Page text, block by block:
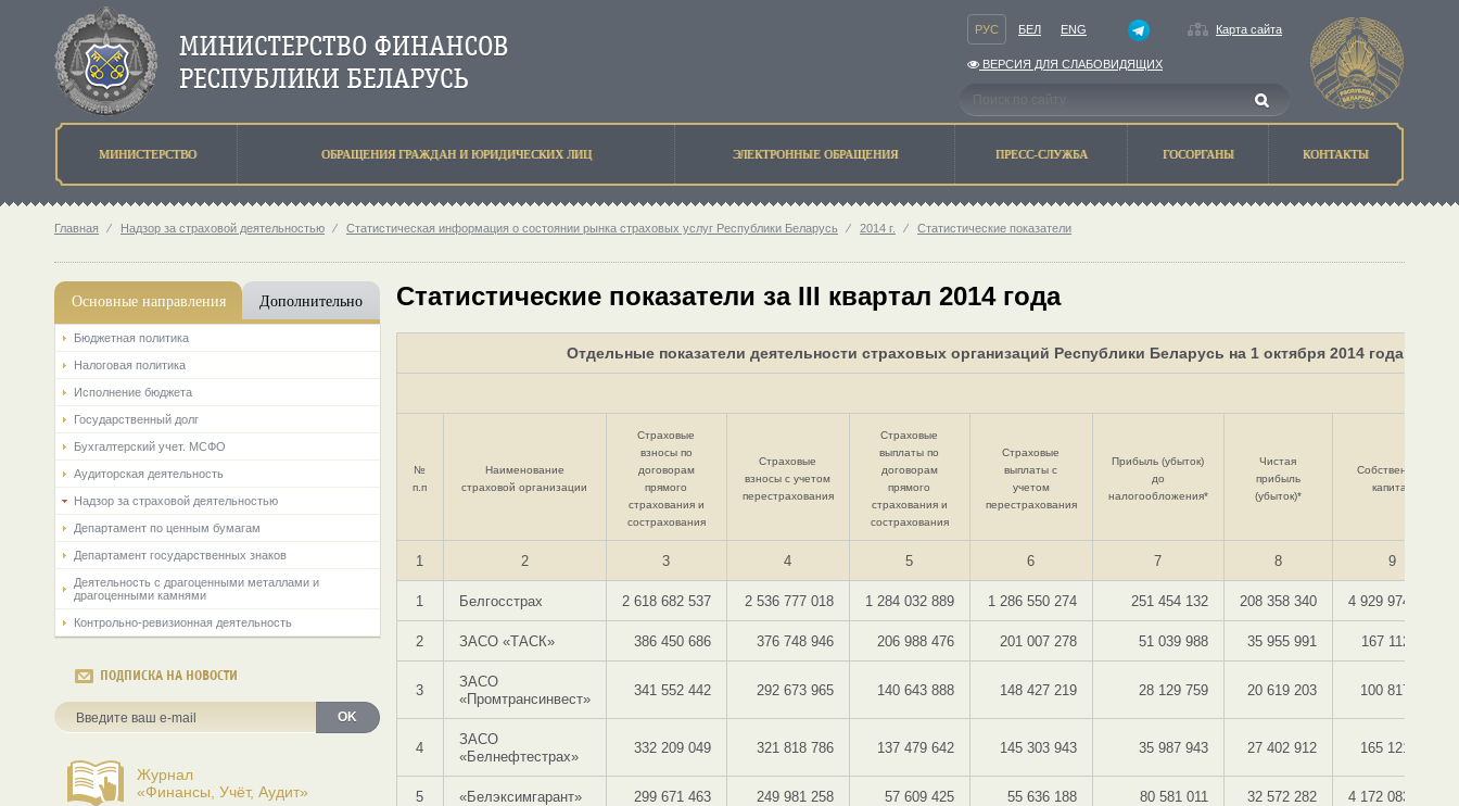
РУС БЕЛ ENG Карта сайта
ВЕРСИЯ ДЛЯ СЛАБОВИДЯЩИХ
МИНИСТЕРСТВО ОБРАЩЕНИЯ ГРАЖДАН И ЮРИДИЧЕСКИХ ЛИЦ ЭЛЕКТРОННЫЕ ОБРАЩЕНИЯ ПРЕСС-СЛУЖБА ГОСОРГАНЫ КОНТАКТЫ
Главная ⁄ Надзор за страховой деятельностью ⁄ Статистическая информация о состоянии рынка страховых услуг Республики Беларусь ⁄ 2014 г. ⁄ Статистические показатели
Основные направления Дополнительно
Бюджетная политика
Налоговая политика
Исполнение бюджета
Государственный долг
Бухгалтерский учет. МСФО
Аудиторская деятельность
Надзор за страховой деятельностью
Департамент по ценным бумагам
Департамент государственных знаков
Деятельность с драгоценными металлами и
драгоценными камнями
Контрольно-ревизионная деятельность
ПОДПИСКА НА НОВОСТИ
OK
Журнал
«Финансы, Учёт, Аудит»
Статистические показатели за III квартал 2014 года
Отдельные показатели деятельности страховых организаций Республики Беларусь на 1 октября 2014 года
№
п.п
Наименование
страховой организации
Страховые
взносы по
договорам
прямого
страхования и
сострахования
Страховые
взносы с учетом
перестрахования
Страховые
выплаты по
договорам
прямого
страхования и
сострахования
Страховые
выплаты с
учетом
перестрахования
Прибыль (убыток)
до
налогообложения*
Чистая
прибыль
(убыток)*
Собственный
капитал
1 2 3 4 5 6 7 8 9
1 Белгосстрах 2 618 682 537 2 536 777 018 1 284 032 889 1 286 550 274 251 454 132 208 358 340 4 929 974 531
2 ЗАСО «ТАСК» 386 450 686 376 748 946 206 988 476 201 007 278 51 039 988 35 955 991 167 112 720
3
ЗАСО
«Промтрансинвест»
341 552 442 292 673 965 140 643 888 148 427 219 28 129 759 20 619 203 100 817 672
4
ЗАСО
«Белнефтестрах»
332 209 049 321 818 786 137 479 642 145 303 943 35 987 943 27 402 912 165 121 513
5 «Белэксимгарант» 299 671 463 249 981 258 57 609 425 55 636 188 80 581 011 32 572 282 4 172 083 443